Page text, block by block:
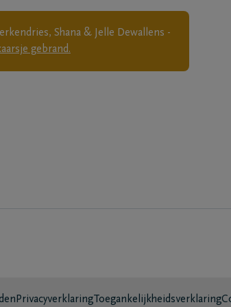
Shana & Jelle Dewallens -
gebrand.
Privacyverklaring Toegankelijkheidsverklaring